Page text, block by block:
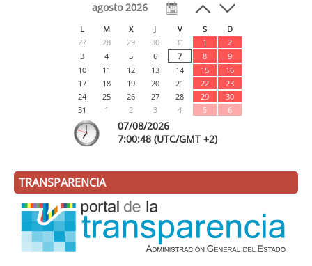
agosto 2026
L M X J V S
D
27
28 29 30 31 1
2
3
4 5 6 7 8
9
10
11 12 13 14 15
16
17
18 19 20 21 22
23
24
25 26 27 28 29
30
31
1 2 3 4 5 6
07/08/2026
7:00:49 (UTC/GMT +2)
TRANSPARENCIA